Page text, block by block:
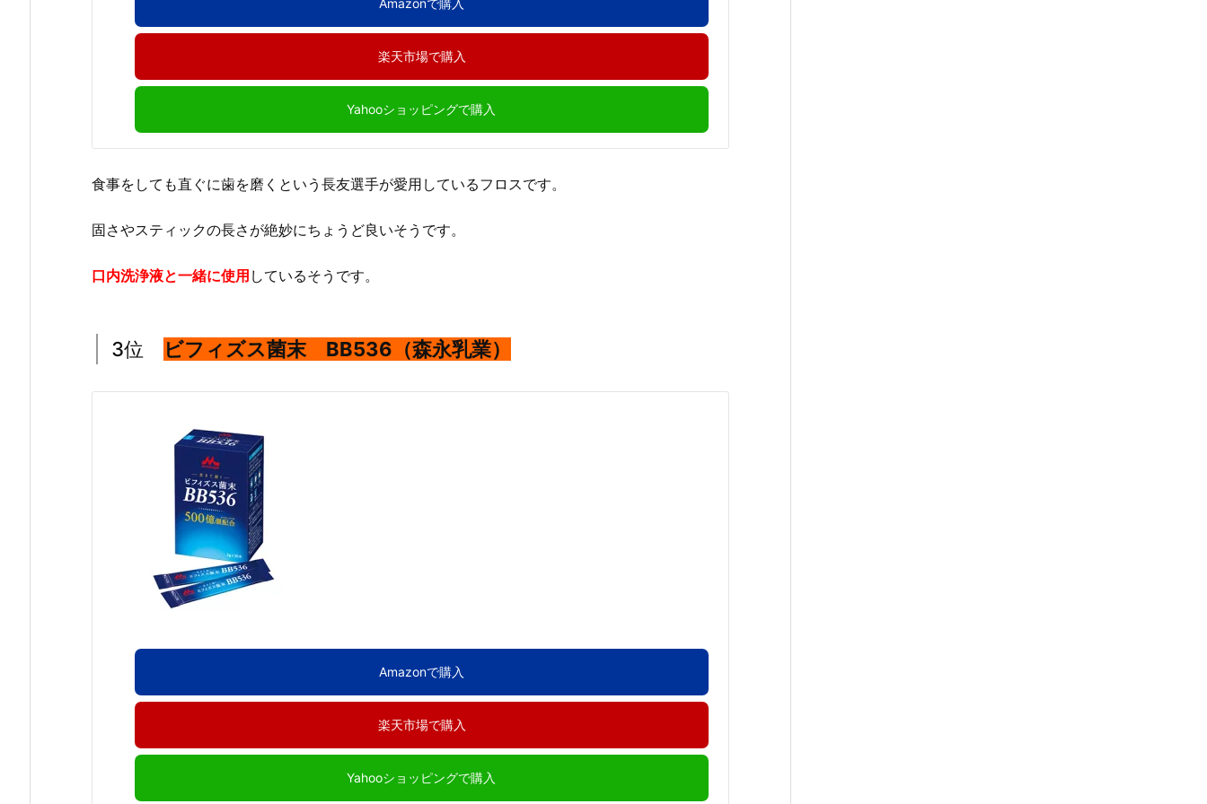
Amazonで購入
楽天市場で購入
Yahooショッピングで購入
食事をしても直ぐに歯を磨くという長友選手が愛用しているフロスです。
固さやスティックの長さが絶妙にちょうど良いそうです。
口内洗浄液と一緒に使用 しているそうです。
3位 ビフィズス菌末 BB536（森永乳業）
Amazonで購入
楽天市場で購入
Yahooショッピングで購入